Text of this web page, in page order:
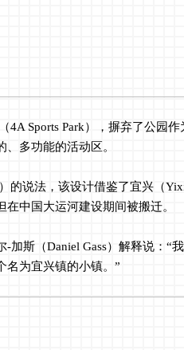
4A Sports Park），摒弃了公园
多功能的活动区。
的说法，该设计借鉴了宜兴（
中国大运河建设期间被搬迁。
加斯（Daniel Gass）解释说：“
名为宜兴镇的小镇。”